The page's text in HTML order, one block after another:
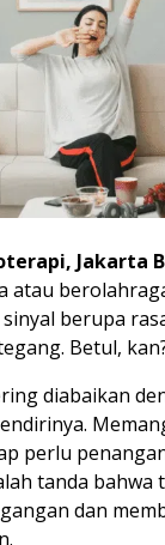
Jakarta
atau
berupa
Betul,
diabaikan
perlu
tanda bahwa
dan